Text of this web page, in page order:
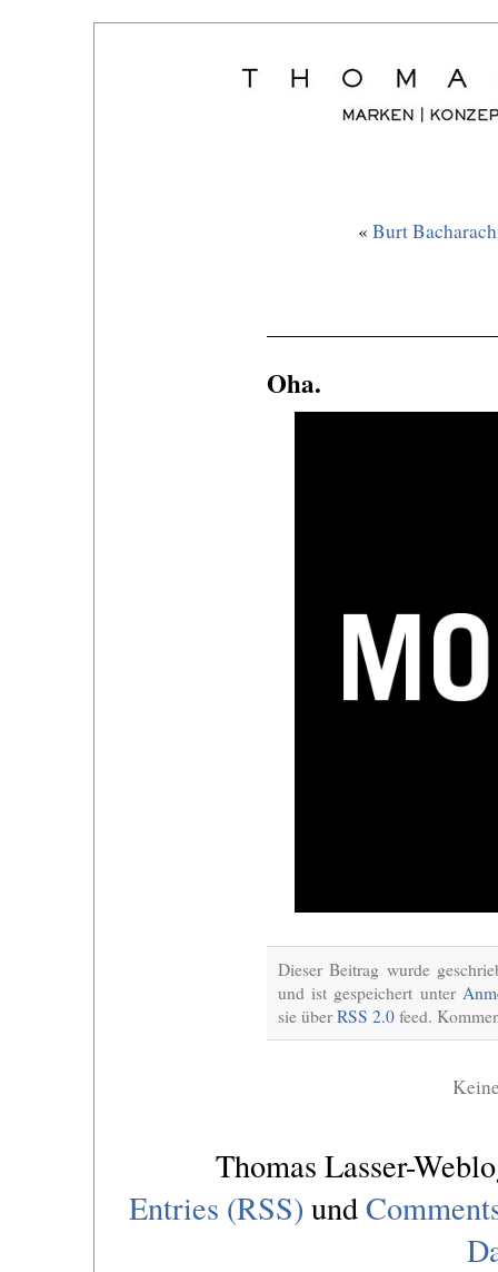
« Burt
Oha.
Dieser Beitrag wurde
und ist gespeichert unter
sie über RSS 2.0 feed.
Thomas Lasser-
Entries (RSS) und